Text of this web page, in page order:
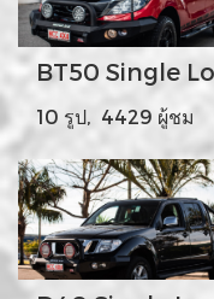
10 รูป, 4429 ผู้ชม